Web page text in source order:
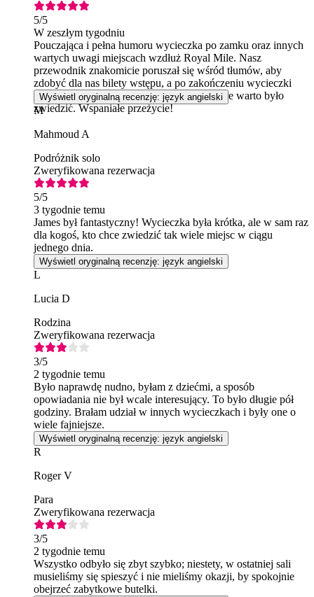
5/5
W zeszłym tygodniu
Pouczająca i pełna humoru wycieczka po zamku oraz innych
wartych uwagi miejscach wzdłuż Royal Mile. Nasz
przewodnik znakomicie poruszał się wśród tłumów, aby
zdobyć dla nas bilety wstępu, a po zakończeniu wycieczki
wskazał nam kolejne miejsca w zamku, które warto było
zwiedzić. Wspaniałe przeżycie!
Wyświetl oryginalną recenzję: język angielski
M
Mahmoud A
Podróżnik solo
Zweryfikowana rezerwacja
5/5
3 tygodnie temu
James był fantastyczny! Wycieczka była krótka, ale w sam raz
dla kogoś, kto chce zwiedzić tak wiele miejsc w ciągu
jednego dnia.
Wyświetl oryginalną recenzję: język angielski
L
Lucia D
Rodzina
Zweryfikowana rezerwacja
3/5
2 tygodnie temu
Było naprawdę nudno, byłam z dziećmi, a sposób
opowiadania nie był wcale interesujący. To było długie pół
godziny. Brałam udział w innych wycieczkach i były one o
wiele fajniejsze.
Wyświetl oryginalną recenzję: język angielski
R
Roger V
Para
Zweryfikowana rezerwacja
3/5
2 tygodnie temu
Wszystko odbyło się zbyt szybko; niestety, w ostatniej sali
musieliśmy się spieszyć i nie mieliśmy okazji, by spokojnie
obejrzeć zabytkowe butelki.